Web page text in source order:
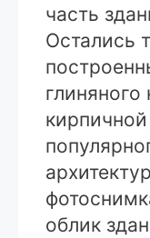
часть
Остались
глиняного
облик